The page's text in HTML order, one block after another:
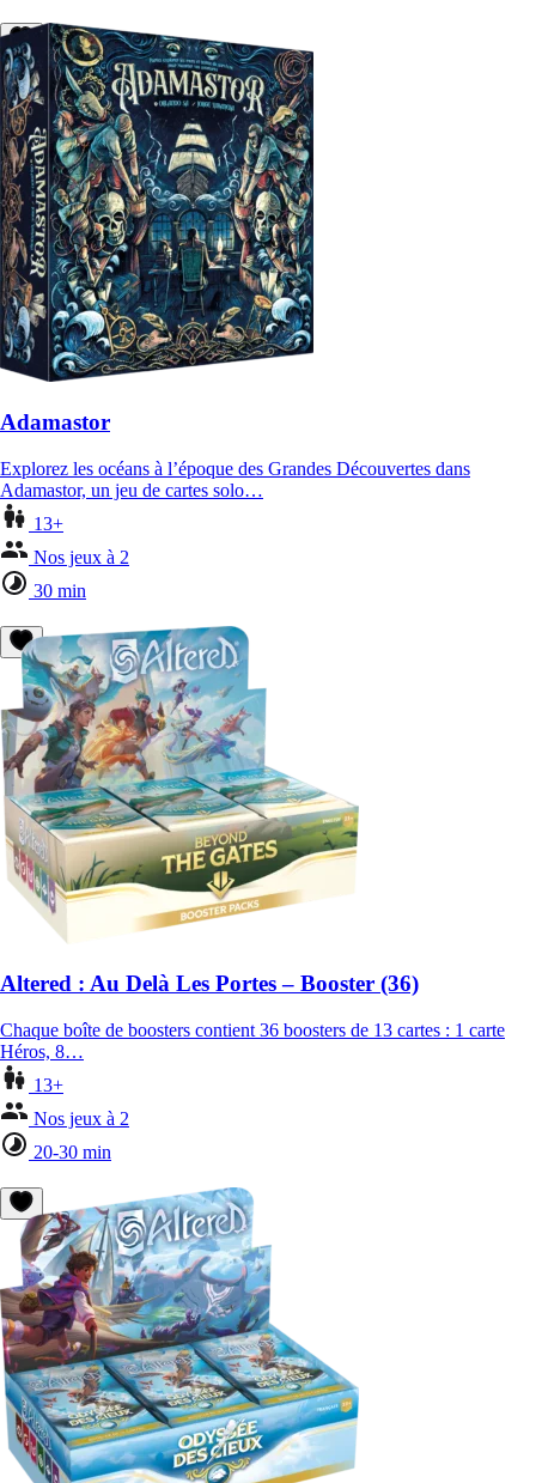
Adamastor
Explorez les océans à l’époque des Grandes Découvertes dans
Adamastor, un jeu de cartes solo…
13+
Nos jeux à 2
30 min
Altered : Au Delà Les Portes – Booster (36)
Chaque boîte de boosters contient 36 boosters de 13 cartes : 1 carte
Héros, 8…
13+
Nos jeux à 2
20-30 min